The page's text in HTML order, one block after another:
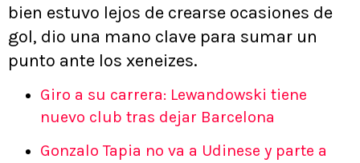
bien estuvo lejos de crearse ocasiones de
gol, dio una mano clave para sumar un
punto ante los xeneizes.
Giro a su carrera: Lewandowski tiene
nuevo club tras dejar Barcelona
Gonzalo Tapia no va a Udinese y parte a